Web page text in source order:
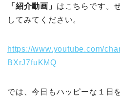
「紹介動画」 はこちらです。
してみてください。
https://www.youtube.com/
BXrJ7fuKMQ
では、今日もハッピーな１日を